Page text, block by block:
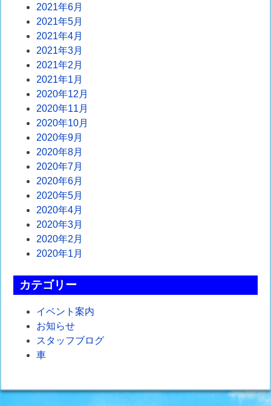
2021年6月
2021年5月
2021年4月
2021年3月
2021年2月
2021年1月
2020年12月
2020年11月
2020年10月
2020年9月
2020年8月
2020年7月
2020年6月
2020年5月
2020年4月
2020年3月
2020年2月
2020年1月
カテゴリー
イベント案内
お知らせ
スタッフブログ
車